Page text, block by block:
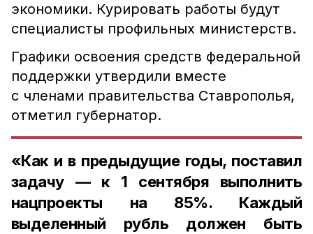
экономики. Курировать работы будут
специалисты профильных министерств.
Графики освоения средств федеральной
поддержки утвердили вместе
с членами правительства Ставрополья,
отметил губернатор.
«Как и в предыдущие годы, поставил
задачу — к 1 сентября выполнить
нацпроекты на 85%. Каждый
выделенный рубль должен быть